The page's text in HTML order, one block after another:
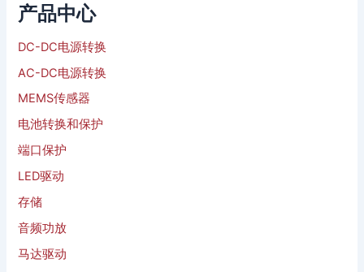
产品中心
DC-DC电源转换
AC-DC电源转换
MEMS传感器
电池转换和保护
端口保护
LED驱动
存储
音频功放
马达驱动